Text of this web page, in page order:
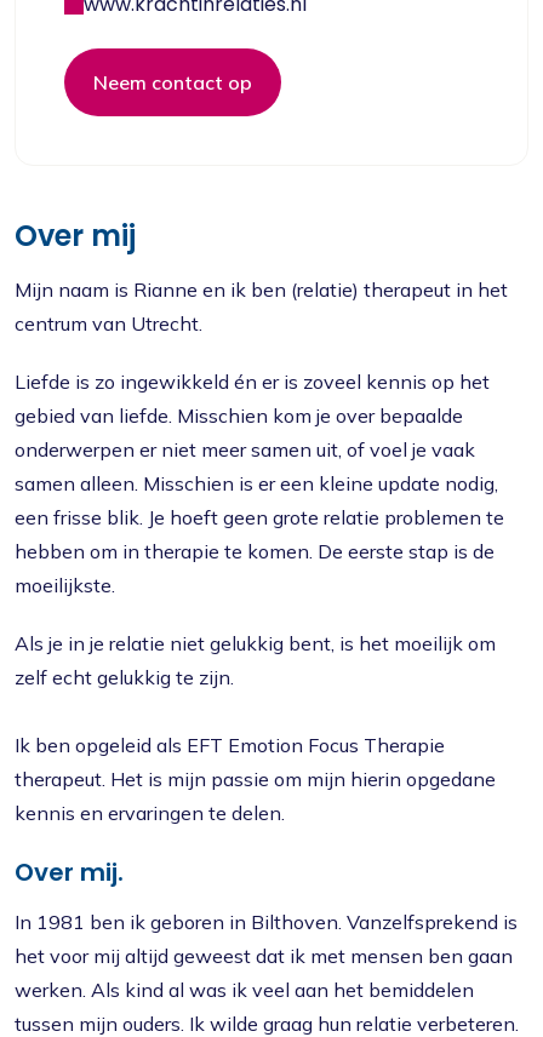
Over mij
Mijn naam is Rianne en ik ben (relatie) therapeut in het
centrum van Utrecht.
Liefde is zo ingewikkeld én er is zoveel kennis op het
gebied van liefde. Misschien kom je over bepaalde
onderwerpen er niet meer samen uit, of voel je vaak
samen alleen. Misschien is er een kleine update nodig,
een frisse blik. Je hoeft geen grote relatie problemen te
hebben om in therapie te komen. De eerste stap is de
moeilijkste.
Als je in je relatie niet gelukkig bent, is het moeilijk om
zelf echt gelukkig te zijn.
Ik ben opgeleid als EFT Emotion Focus Therapie
therapeut. Het is mijn passie om mijn hierin opgedane
kennis en ervaringen te delen.
Over mij.
In 1981 ben ik geboren in Bilthoven. Vanzelfsprekend is
het voor mij altijd geweest dat ik met mensen ben gaan
werken. Als kind al was ik veel aan het bemiddelen
tussen mijn ouders. Ik wilde graag hun relatie verbeteren.
Neem contact op